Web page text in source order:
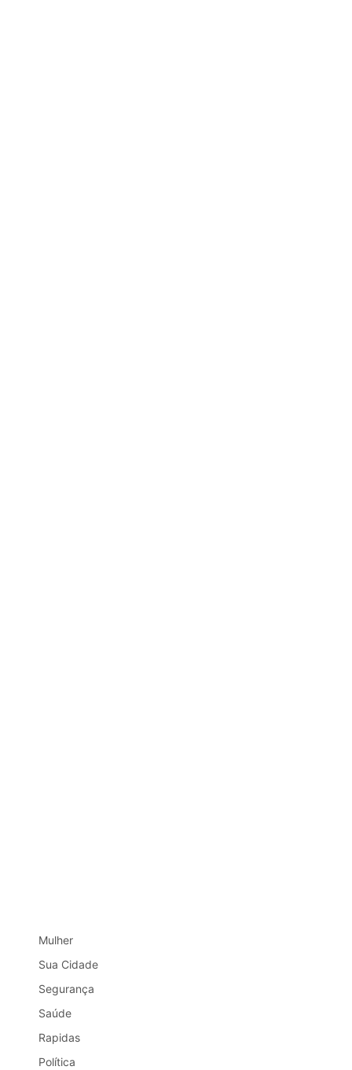
Mulher
Sua Cidade
Segurança
Saúde
Rapidas
Política